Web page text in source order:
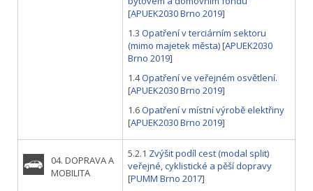
[APUEK2030 Brno 2019]
1.3 Opatření v terciárním sektoru
(mimo majetek města)[APUEK2030
Brno 2019]
1.4Opatření ve veřejném osvětlení.
[APUEK2030 Brno 2019]
1.6Opatření v místní výrobě elektřiny
[APUEK2030 Brno 2019]
04. DOPRAVA A
MOBILITA
5.2.1 Zvýšit podíl cest (modal split)
veřejné, cyklistické a pěší dopravy
[PUMM Brno 2017]